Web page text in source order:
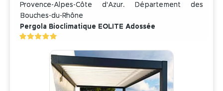
Provence-Alpes-Côte d'Azur. Département des
Bouches-du-Rhône
Pergola Bioclimatique EOLITE Adossée